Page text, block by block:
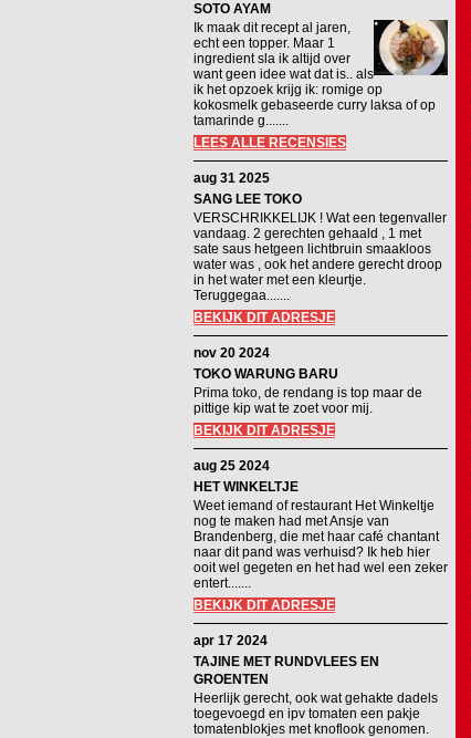
SOTO AYAM
Ik maak dit recept al jaren,
echt een topper. Maar 1
ingredient sla ik altijd over
want geen idee wat dat is.. als
ik het opzoek krijg ik: romige op
kokosmelk gebaseerde curry laksa of op
tamarinde g.......
LEES ALLE RECENSIES
aug 31 2025
SANG LEE TOKO
VERSCHRIKKELIJK ! Wat een tegenvaller
vandaag. 2 gerechten gehaald , 1 met
sate saus hetgeen lichtbruin smaakloos
water was , ook het andere gerecht droop
in het water met een kleurtje.
Teruggegaa.......
BEKIJK DIT ADRESJE
nov 20 2024
TOKO WARUNG BARU
Prima toko, de rendang is top maar de
pittige kip wat te zoet voor mij.
BEKIJK DIT ADRESJE
aug 25 2024
HET WINKELTJE
Weet iemand of restaurant Het Winkeltje
nog te maken had met Ansje van
Brandenberg, die met haar café chantant
naar dit pand was verhuisd? Ik heb hier
ooit wel gegeten en het had wel een zeker
entert.......
BEKIJK DIT ADRESJE
apr 17 2024
TAJINE MET RUNDVLEES EN
GROENTEN
Heerlijk gerecht, ook wat gehakte dadels
toegevoegd en ipv tomaten een pakje
tomatenblokjes met knoflook genomen.